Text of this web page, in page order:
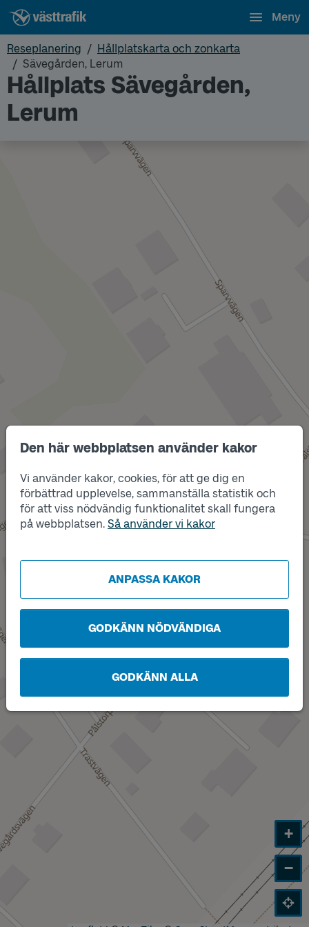
Den här webbplatsen använder kakor
Vi använder kakor, cookies, för att ge dig en
förbättrad upplevelse, sammanställa statistik och
för att viss nödvändig funktionalitet skall fungera
på webbplatsen. Så använder vi kakor
ANPASSA KAKOR
GODKÄNN NÖDVÄNDIGA
GODKÄNN ALLA
Meny
Reseplanering
Hållplatskarta och zonkarta
Sävegården, Lerum
Hållplats Sävegården,
Lerum
Läge
X
+
−